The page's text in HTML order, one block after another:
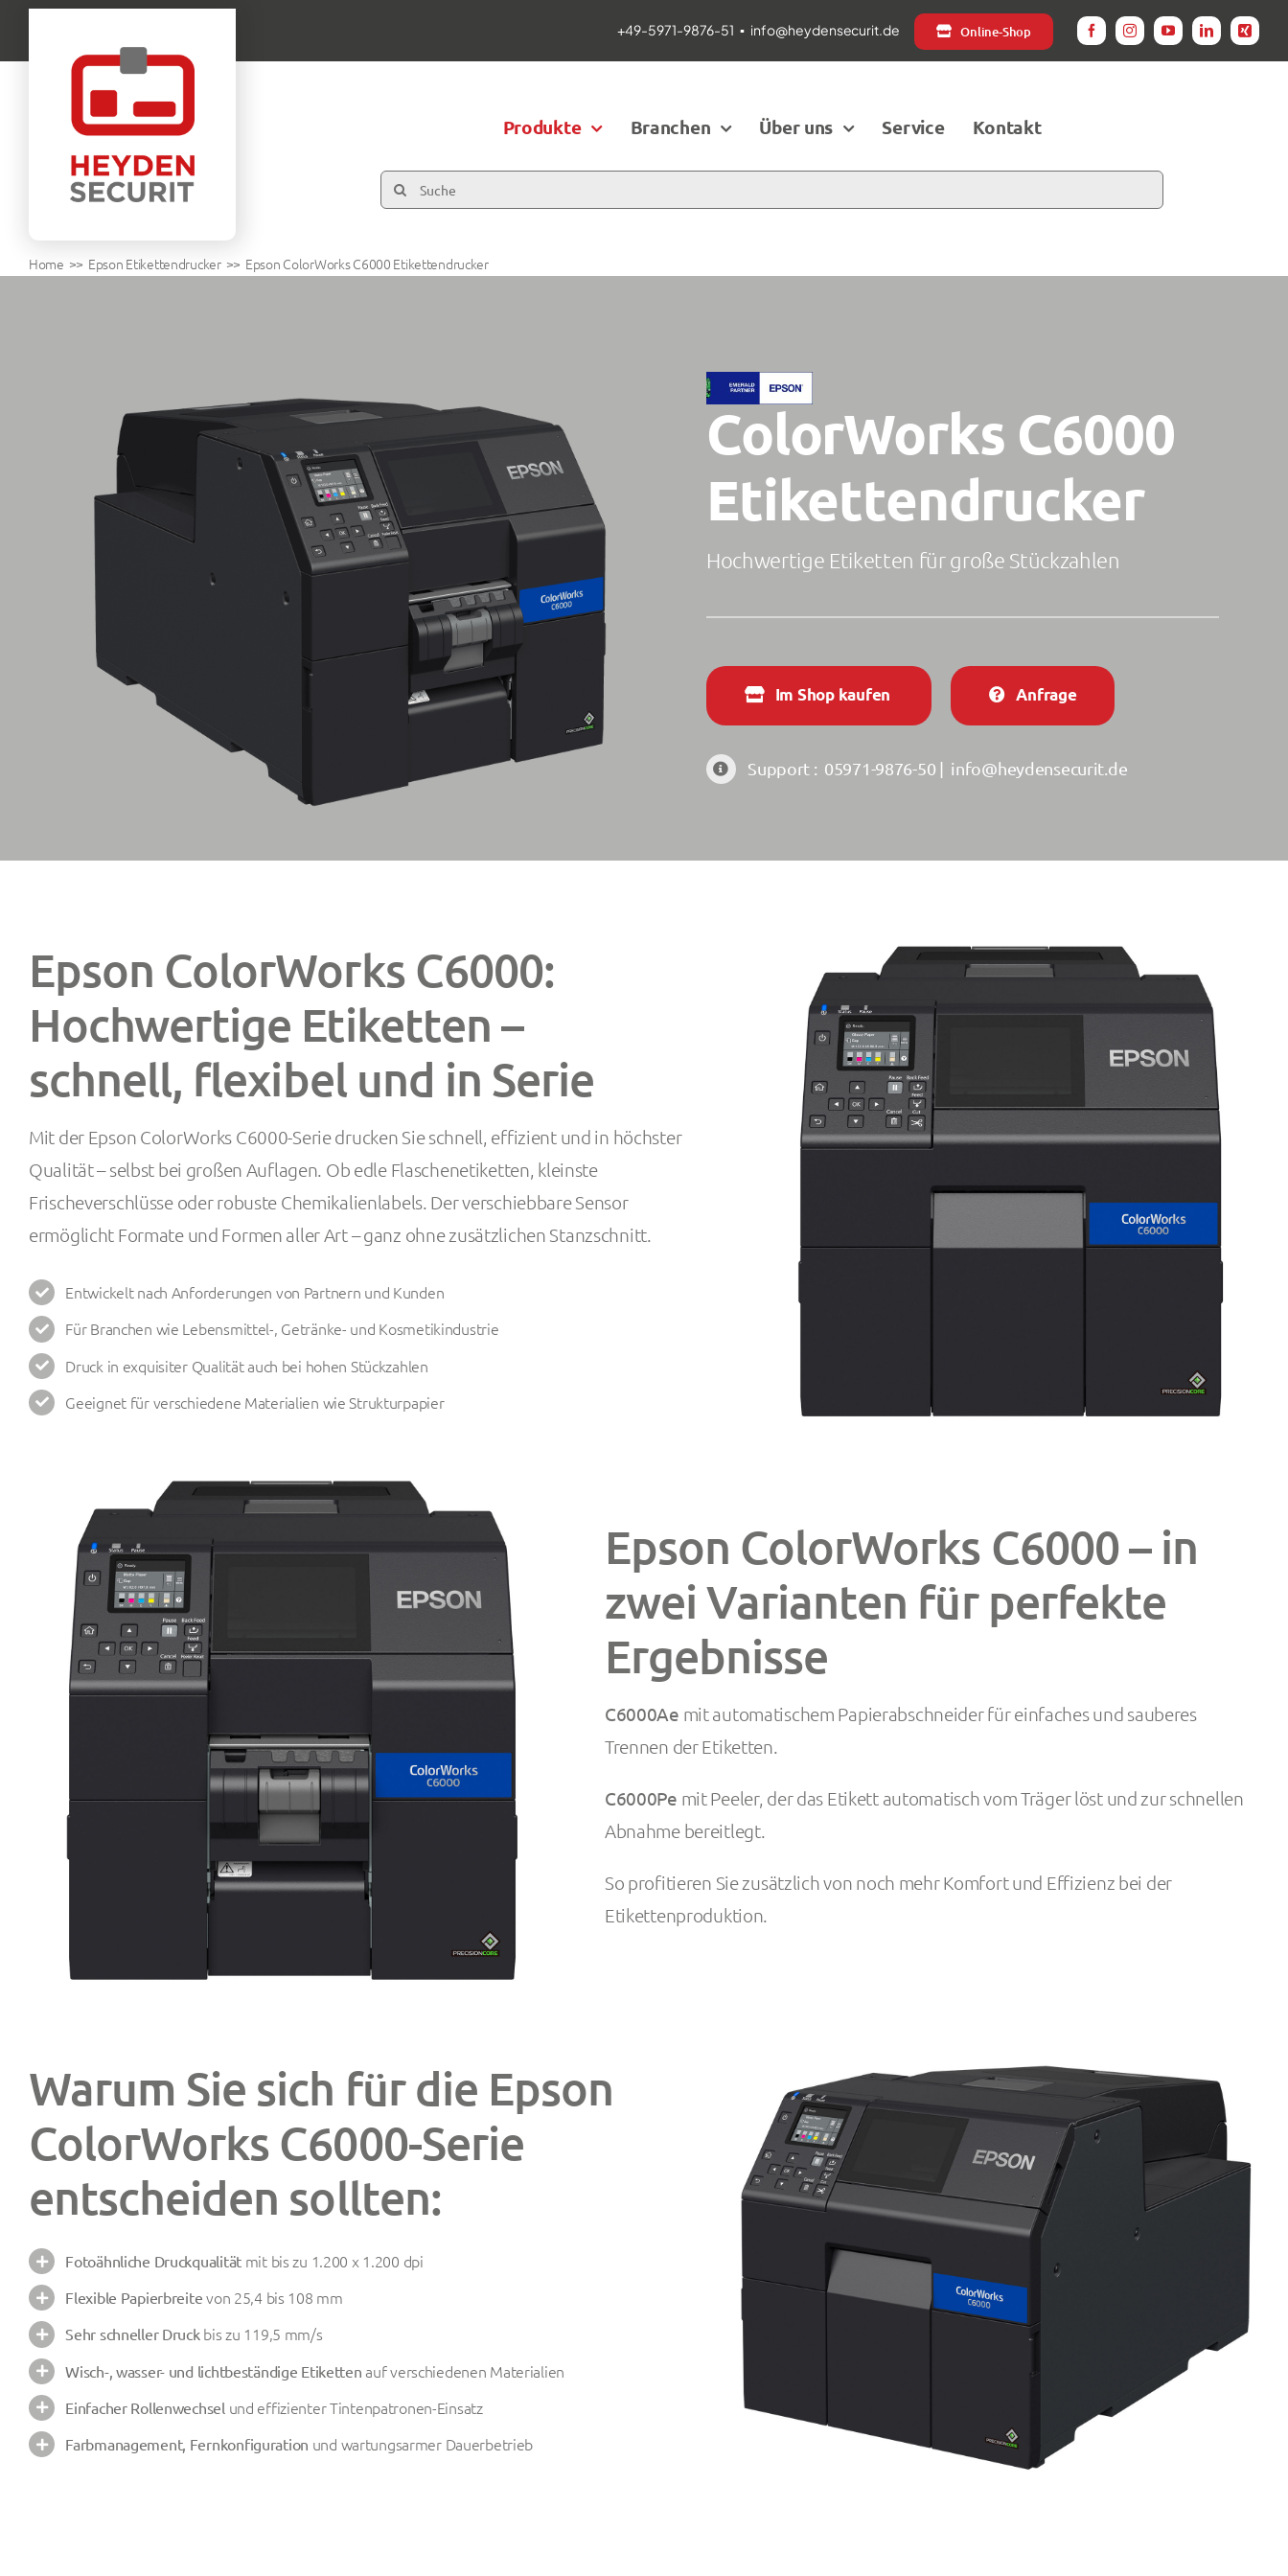
Zum
+49-5971-9876-51 ▪ info@heydensecurit.de Online-Shop
Produkte Branchen Über uns Service Kontakt
Suche
Home Epson Etikettendrucker Epson ColorWorks C6000 Etikettendrucker
ColorWorks C6000
Etikettendrucker
Hochwertige Etiketten für große Stückzahlen
Im Shop kaufen Anfrage
Support : 05971-9876-50 | info@heydensecurit.de
Epson ColorWorks C6000:
Hochwertige Etiketten –
schnell, flexibel und in Serie
Mit der Epson ColorWorks C6000-Serie drucken Sie schnell, effizient und in höchster
Qualität – selbst bei großen Auflagen. Ob edle Flaschenetiketten, kleinste
Frischeverschlüsse oder robuste Chemikalienlabels. Der verschiebbare Sensor
ermöglicht Formate und Formen aller Art – ganz ohne zusätzlichen Stanzschnitt.
Entwickelt nach Anforderungen von Partnern und Kunden
Für Branchen wie Lebensmittel-, Getränke- und Kosmetikindustrie
Druck in exquisiter Qualität auch bei hohen Stückzahlen
Geeignet für verschiedene Materialien wie Strukturpapier
Epson ColorWorks C6000 – in
zwei Varianten für perfekte
Ergebnisse
C6000Ae mit automatischem Papierabschneider für einfaches und sauberes
Trennen der Etiketten.
C6000Pe mit Peeler, der das Etikett automatisch vom Träger löst und zur schnellen
Abnahme bereitlegt.
So profitieren Sie zusätzlich von noch mehr Komfort und Effizienz bei der
Etikettenproduktion.
Warum Sie sich für die Epson
ColorWorks C6000-Serie
entscheiden sollten:
Fotoähnliche Druckqualitätmit bis zu 1.200 x 1.200 dpi
Flexible Papierbreite von 25,4 bis 108 mm
Sehr schneller Druckbis zu 119,5 mm/s
Wisch-, wasser- und lichtbeständige Etiketten auf verschiedenen Materialien
Einfacher Rollenwechsel und effizienter Tintenpatronen-Einsatz
Farbmanagement, Fernkonfiguration und wartungsarmer Dauerbetrieb